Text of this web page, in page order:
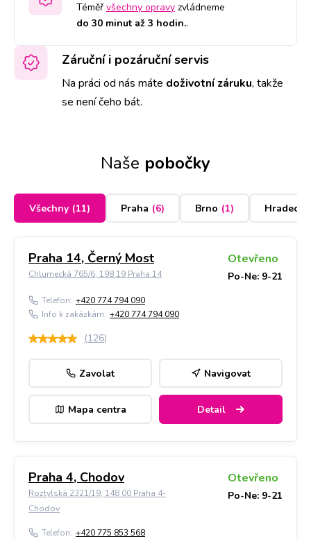
Téměř všechny opravy zvládneme
do 30 minut až 3 hodin..
Záruční i pozáruční servis
Na práci od nás máte doživotní záruku, takže
se není čeho bát.
Naše pobočky
Všechny (11) Praha (6) Brno (1) Hradec
Praha 14, Černý Most
Chlumecká 765/6, 198 19 Praha 14
Otevřeno
Po-Ne: 9-21
Telefon: +420 774 794 090
Info k zakázkám: +420 774 794 090
(126)
Zavolat Navigovat
Mapa centra Detail
Praha 4, Chodov
Roztylská 2321/19, 148 00 Praha 4-
Chodov
Otevřeno
Po-Ne: 9-21
Telefon: +420 775 853 568